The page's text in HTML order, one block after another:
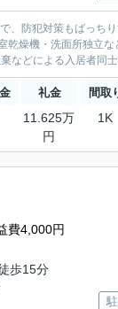
防犯対策もばっち
燥機・洗面所独立
などによる入居者同
礼金 間取
11.625万
円
1K
費4,000円
歩15分